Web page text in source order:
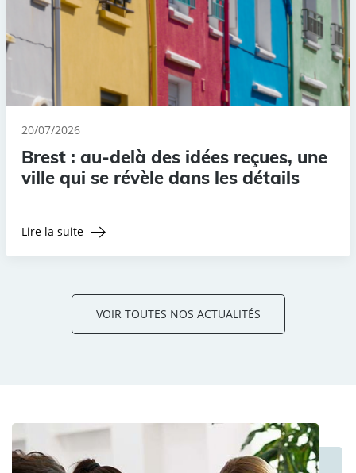
20/07/2026
Brest : au-delà des idées reçues, une
ville qui se révèle dans les détails
Lire la suite
VOIR TOUTES NOS ACTUALITÉS